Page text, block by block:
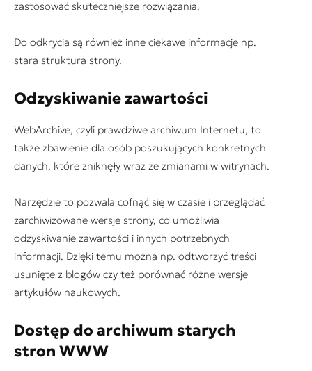
zastosować skuteczniejsze rozwiązania.
Do odkrycia są również inne ciekawe informacje np.
stara struktura strony.
Odzyskiwanie zawartości
WebArchive, czyli prawdziwe archiwum Internetu, to
także zbawienie dla osób poszukujących konkretnych
danych, które zniknęły wraz ze zmianami w witrynach.
Narzędzie to pozwala cofnąć się w czasie i przeglądać
zarchiwizowane wersje strony, co umożliwia
odzyskiwanie zawartości i innych potrzebnych
informacji. Dzięki temu można np. odtworzyć treści
usunięte z blogów czy też porównać różne wersje
artykułów naukowych.
Dostęp do archiwum starych
stron WWW